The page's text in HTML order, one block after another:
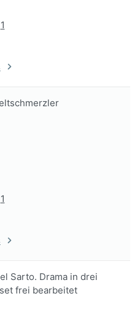
1
1
Sarto. Drama in drei
frei bearbeitet